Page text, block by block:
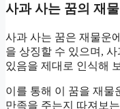
사과 사는 꿈의 재
사과 사는 꿈은 재물운
을 상징할 수 있으며,
있음을 제대로 인식해
이를 통해 이 꿈을 재물
만족을 주는지 따져보